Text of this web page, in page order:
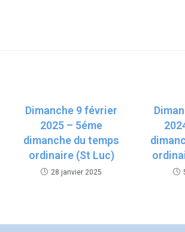
Dimanche 9 février
2025 – 5éme
dimanche du temps
ordinaire (St Luc)
28 janvier 2025